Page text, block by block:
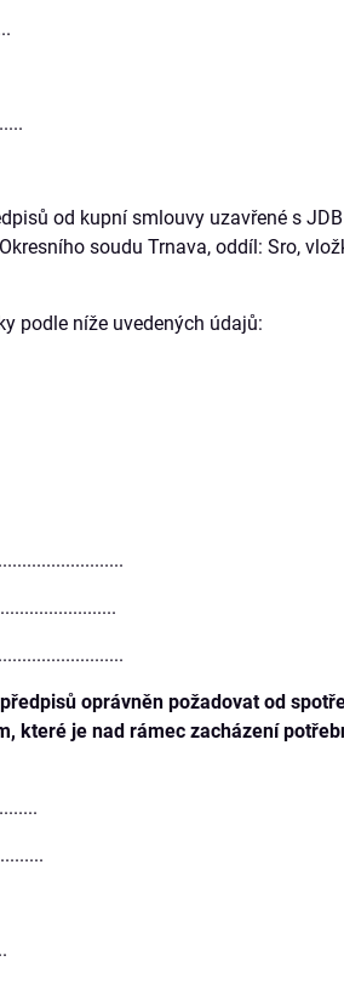
od kupní smlouvy uzavřené s JDB
soudu Trnava, oddíl: Sro,
podle níže uvedených údajů:
oprávněn požadovat od
které je nad rámec zacházení